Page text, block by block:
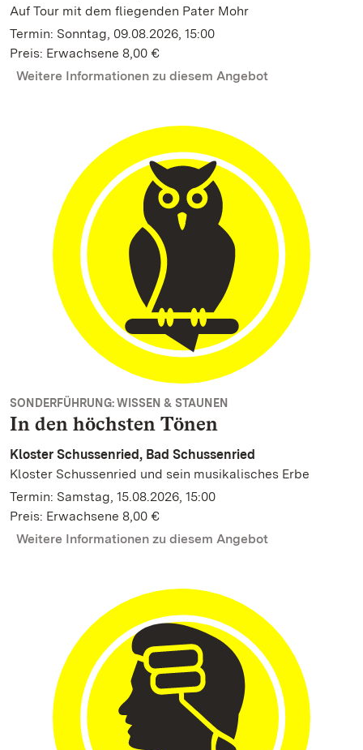
Auf Tour mit dem fliegenden Pater Mohr
Termin: Sonntag, 09.08.2026, 15:00
Preis: Erwachsene 8,00 €
Weitere Informationen zu diesem Angebot
SONDERFÜHRUNG: WISSEN & STAUNEN
In den höchsten Tönen
Kloster Schussenried, Bad Schussenried
Kloster Schussenried und sein musikalisches Erbe
Termin: Samstag, 15.08.2026, 15:00
Preis: Erwachsene 8,00 €
Weitere Informationen zu diesem Angebot